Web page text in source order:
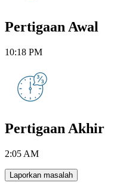
Pertigaan Awal
10:18 PM
Pertigaan Akhir
2:05 AM
Laporkan masalah